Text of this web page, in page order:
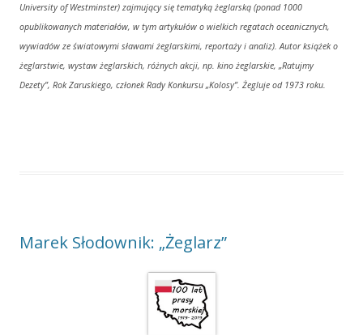
University of Westminster) zajmujący się tematyką żeglarską (ponad 1000
opublikowanych materiałów, w tym artykułów o wielkich regatach oceanicznych,
wywiadów ze światowymi sławami żeglarskimi, reportaży i analiz). Autor książek o
żeglarstwie, wystaw żeglarskich, różnych akcji, np. kino żeglarskie, „Ratujmy
Dezety”, Rok Zaruskiego, członek Rady Konkursu „Kolosy”. Żegluje od 1973 roku.
Marek Słodownik: „Żeglarz”